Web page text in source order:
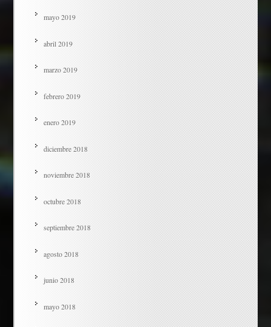
mayo 2019
abril 2019
marzo 2019
febrero 2019
enero 2019
diciembre 2018
noviembre 2018
octubre 2018
septiembre 2018
agosto 2018
junio 2018
mayo 2018